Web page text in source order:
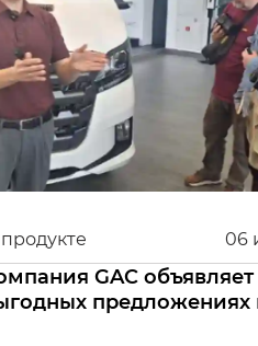
06
GAC объявляет
предложениях